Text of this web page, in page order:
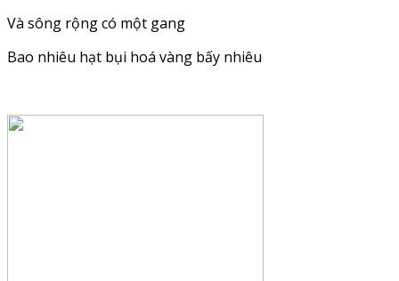
Và sông rộng có một gang
Bao nhiêu hạt bụi hoá vàng bấy nhiêu